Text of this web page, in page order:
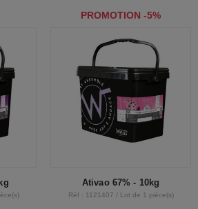
PROMOTION -5%
Ativao 67% - 10kg
Réf : 1121407 / Lot de 1 pièce(s)